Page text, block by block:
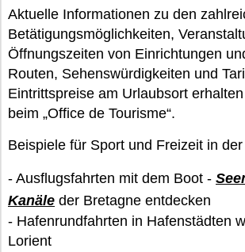
Aktuelle Informationen zu den
Betätigungsmöglichkeiten,
Öffnungszeiten von Einrichtungen
Routen, Sehenswürdigkeiten und
Eintrittspreise am Urlaubsort
beim „Office de Tourisme“.
Beispiele für Sport und Freizeit in
- Ausflugsfahrten mit dem Boot -
Kanäle der Bretagne entdecken
- Hafenrundfahrten in Hafenstädten
Lorient